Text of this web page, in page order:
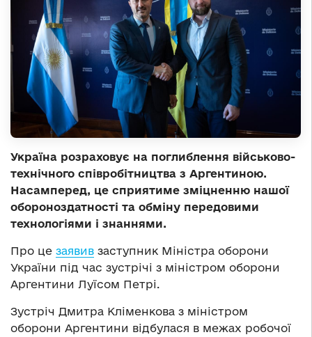
Україна розраховує на поглиблення військово-
технічного співробітництва з Аргентиною.
Насамперед, це сприятиме зміцненню нашої
обороноздатності та обміну передовими
технологіями і знаннями.
Про це заявив заступник Міністра оборони
України під час зустрічі з міністром оборони
Аргентини Луїсом Петрі.
Зустріч Дмитра Кліменкова з міністром
оборони Аргентини відбулася в межах робочої